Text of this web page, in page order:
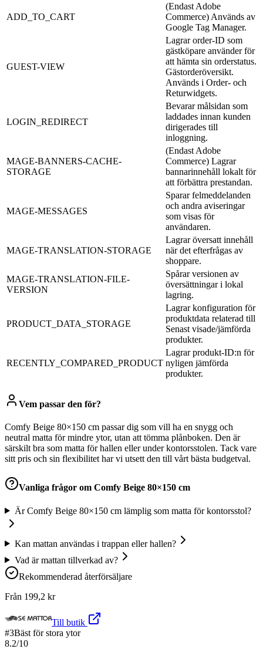
ADD_TO_CART
(Endast Adobe
Commerce) Används av
Google Tag Manager.
GUEST-VIEW
Lagrar order-ID som
gästköpare använder för
att hämta sin orderstatus.
Gästorderöversikt.
Används i Order- och
Returwidgets.
LOGIN_REDIRECT
Bevarar målsidan som
laddades innan kunden
dirigerades till
inloggning.
MAGE-BANNERS-CACHE-
STORAGE
(Endast Adobe
Commerce) Lagrar
bannarinnehåll lokalt för
att förbättra prestandan.
MAGE-MESSAGES
Sparar felmeddelanden
och andra aviseringar
som visas för
användaren.
MAGE-TRANSLATION-STORAGE
Lagrar översatt innehåll
när det efterfrågas av
shoppare.
MAGE-TRANSLATION-FILE-
VERSION
Spårar versionen av
översättningar i lokal
lagring.
PRODUCT_DATA_STORAGE
Lagrar konfiguration för
produktdata relaterad till
Senast visade/jämförda
produkter.
RECENTLY_COMPARED_PRODUCT
Lagrar produkt-ID:n för
nyligen jämförda
produkter.
Vem passar den för?
Comfy Beige 80×150 cm passar dig som vill ha en snygg och
neutral matta för mindre ytor, utan att tömma plånboken. Den är
särskilt bra som matta för hallen eller under kontorsstolen. Tack vare
sitt pris och sin flexibilitet har vi utsett den till vårt bästa budgetval.
Vanliga frågor om Comfy Beige 80×150 cm
Är Comfy Beige 80×150 cm lämplig som matta för kontorsstol?
Kan mattan användas i trappan eller hallen?
Vad är mattan tillverkad av?
Rekommenderad återförsäljare
Från 199,2 kr
Till butik
#3Bäst för stora ytor
8.2/10